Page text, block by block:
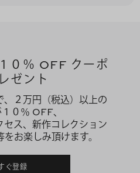
０％ OFF クーポ
ゼント
２万円（税込）以上の
０％ OFF、
ス、新作コレクション
お楽しみ頂けます。
ぐ登録